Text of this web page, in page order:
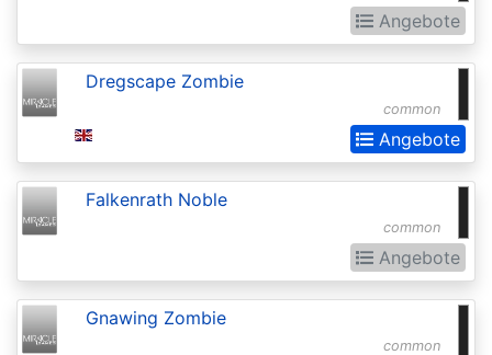
Forgotten
Realms:
Extras
Aether
Revolt
Aetherdrift
Extras
Alara
Angebote
common
Dregscape Zombie
Angebote
common
Falkenrath Noble
Angebote
common
Gnawing Zombie